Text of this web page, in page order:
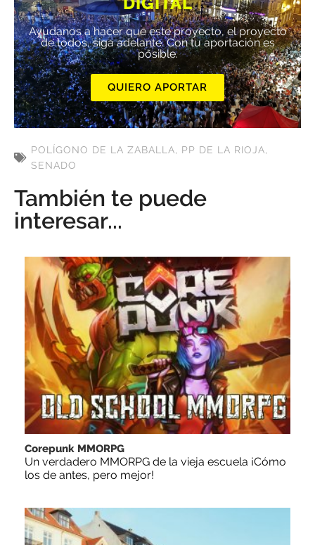
Ayúdanos a hacer que este proyecto, el proyecto
de todos, siga adelante. Con tu aportación es
posible.
QUIERO APORTAR
POLÍGONO DE LA ZABALLA, PP DE LA RIOJA,
SENADO
También te puede
interesar...
Corepunk MMORPG
Un verdadero MMORPG de la vieja escuela ¡Cómo
los de antes, pero mejor!